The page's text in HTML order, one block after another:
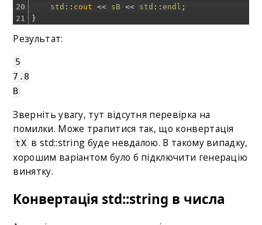
20
21
std :: cout << sB << std ::endl ;
}
Результат:
5
7.8
B
Зверніть увагу, тут відсутня перевірка на
помилки. Може трапитися так, що конвертація
tX в std::string буде невдалою. В такому випадку,
хорошим варіантом було б підключити генерацію
винятку.
Конвертація std::string в числа